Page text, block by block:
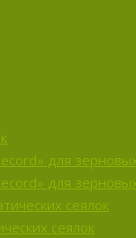
для
для
сеялок
сеялок